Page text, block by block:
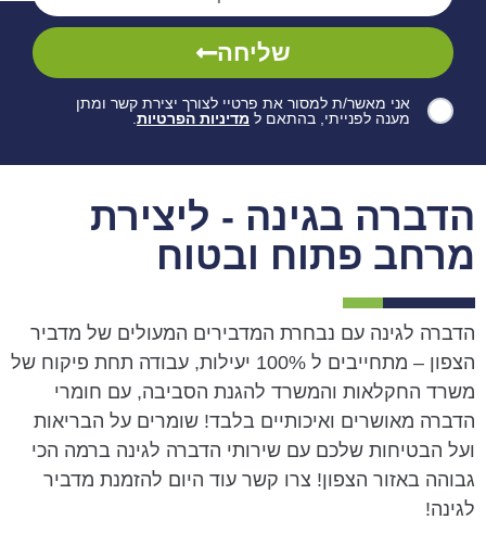
אני מאשר/ת למסור את פרטיי לצורך יצירת קשר ומתן
מענה לפנייתי, בהתאם ל מדיניות הפרטיות
שליחה
הדברה בגינה - ליצירת
מרחב פתוח ובטוח
הדברה לגינה עם נבחרת המדבירים המעולים של מדביר
הצפון – מתחייבים ל 100% יעילות, עבודה תחת פיקוח של
משרד החקלאות והמשרד להגנת הסביבה, עם חומרי
הדברה מאושרים ואיכותיים בלבד! שומרים על הבריאות
ועל הבטיחות שלכם עם שירותי הדברה לגינה ברמה הכי
גבוהה באזור הצפון! צרו קשר עוד היום להזמנת מדביר
לגינה!